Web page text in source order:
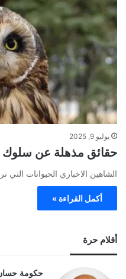
يوليو 9, 2025
حقائق مذهلة عن سلوك
الشاهين الاخباري الحيوانات التي
أكمل القراءة »
أقلام حرة
حكومة حسان